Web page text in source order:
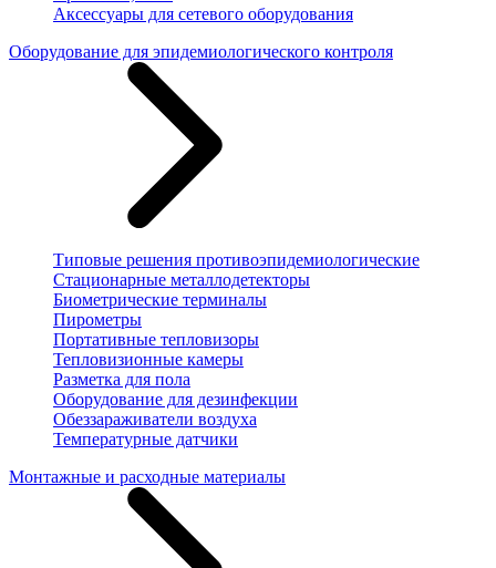
Аксессуары для сетевого оборудования
Оборудование для эпидемиологического контроля
Типовые решения противоэпидемиологические
Стационарные металлодетекторы
Биометрические терминалы
Пирометры
Портативные тепловизоры
Тепловизионные камеры
Разметка для пола
Оборудование для дезинфекции
Обеззараживатели воздуха
Температурные датчики
Монтажные и расходные материалы